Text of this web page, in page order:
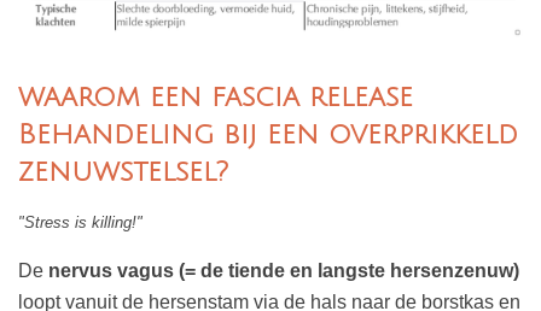
waarom een fascia release
Behandeling bij een overprikkeld
zenuwstelsel?
"Stress is killing!"
De nervus vagus (= de tiende en langste hersenzenuw)
loopt vanuit de hersenstam via de hals naar de borstkas en